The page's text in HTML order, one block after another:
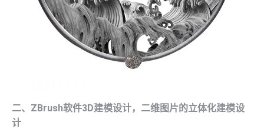
二、ZBrush软件3D建模设计，二维图片的立体化建模设
计